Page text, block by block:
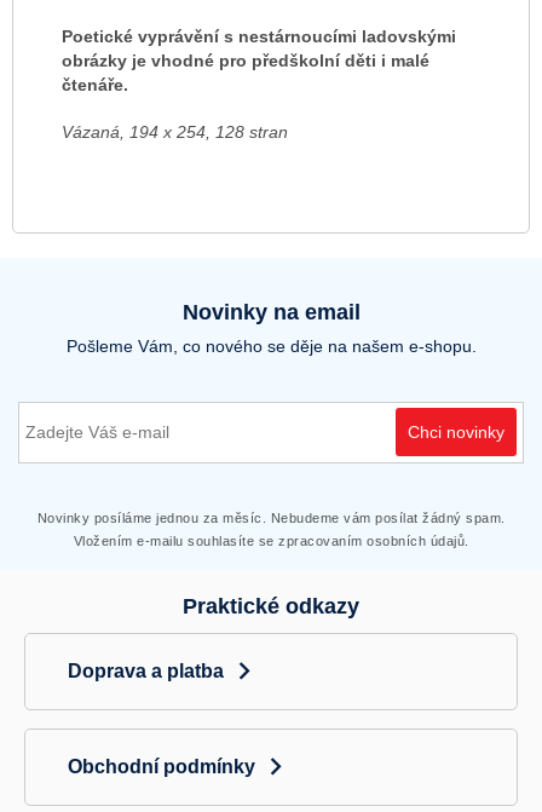
Poetické vyprávění s nestárnoucími ladovskými
obrázky je vhodné pro předškolní děti i malé
čtenáře.
Vázaná, 194 x 254, 128 stran
Novinky na email
Pošleme Vám, co nového se děje na našem e-shopu.
Chci novinky
Novinky posíláme jednou za měsíc. Nebudeme vám posílat žádný spam.
Vložením e-mailu souhlasíte se zpracovaním osobních údajů.
Praktické odkazy
Doprava a platba
Obchodní podmínky